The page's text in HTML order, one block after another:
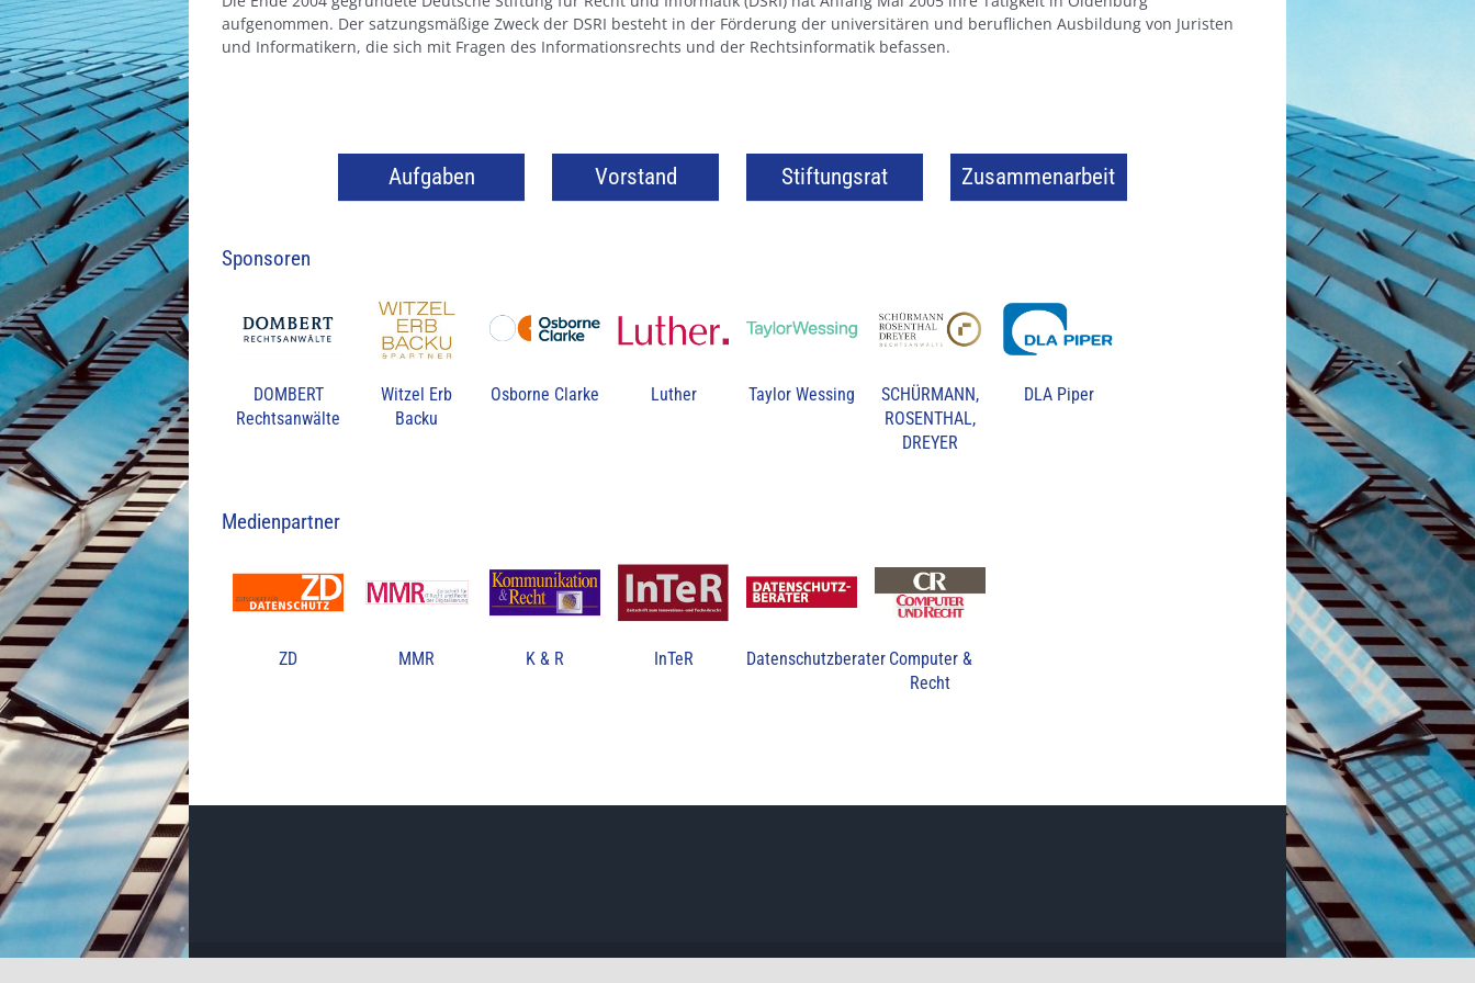
aufgenommen. Der satzungsmäßige Zweck der DSRI besteht in der Förderung der universitären und beruflichen Ausbildung von Juristen
und Informatikern, die sich mit Fragen des Informationsrechts und der Rechtsinformatik befassen.
Aufgaben Vorstand Stiftungsrat Zusammenarbeit
Sponsoren
DOMBERT
Rechtsanwälte
Witzel Erb
Backu
Osborne Clarke Luther Taylor Wessing
SCHÜRMANN,
ROSENTHAL,
DREYER
DLA Piper
Medienpartner
ZD MMR K & R InTeR Datenschutzberater Computer &
Recht